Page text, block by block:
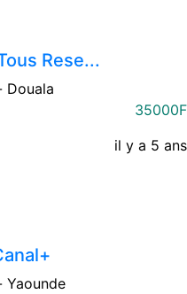
Rese...
Douala
35000F
il y a 5 ans
Yaounde